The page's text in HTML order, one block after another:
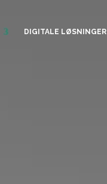
DIGITALE LØSNINGER